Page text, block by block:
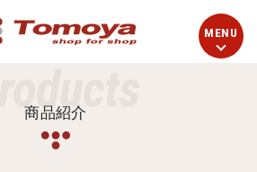
Products
商品紹介